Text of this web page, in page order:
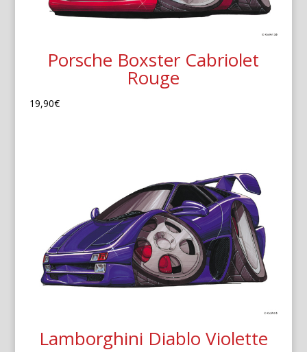
Porsche Boxster Cabriolet
Rouge
19,90€
Lamborghini Diablo Violette